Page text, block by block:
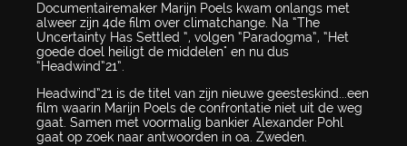
Documentairemaker Marijn Poels kwam onlangs met
alweer zijn 4de film over climatchange. Na “The
Uncertainty Has Settled “, volgen “Paradogma”, “Het
goede doel heiligt de middelen" en nu dus
“Headwind”21”.
Headwind”21 is de titel van zijn nieuwe geesteskind...een
film waarin Marijn Poels de confrontatie niet uit de weg
gaat. Samen met voormalig bankier Alexander Pohl
gaat op zoek naar antwoorden in oa. Zweden.